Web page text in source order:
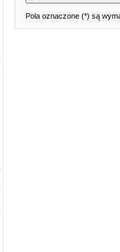
Pola oznaczone (*) są